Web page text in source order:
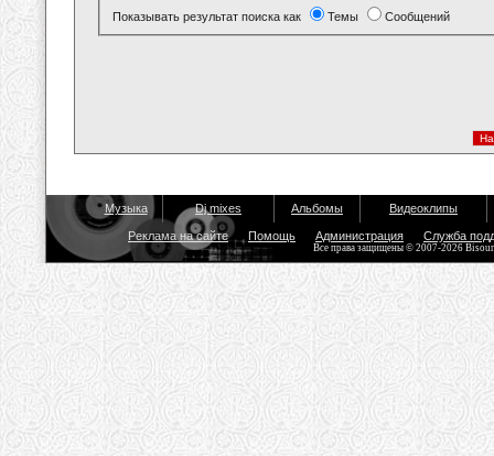
Показывать результат поиска как Темы Сообщений
Музыка Dj mixes Альбомы Видеоклипы
Реклама на сайте Помощь Администрация Служба
Все права защищены © 2007-2026